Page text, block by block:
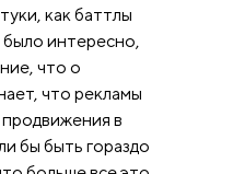
как баттлы
интересно,
что о
что рекламы
в
бы быть гораздо